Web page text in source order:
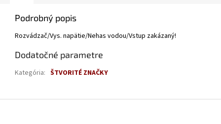
Podrobný popis
Rozvádzač/Vys. napätie/Nehas vodou/Vstup zakázaný!
Dodatočné parametre
Kategória: ŠTVORITÉ ZNAČKY